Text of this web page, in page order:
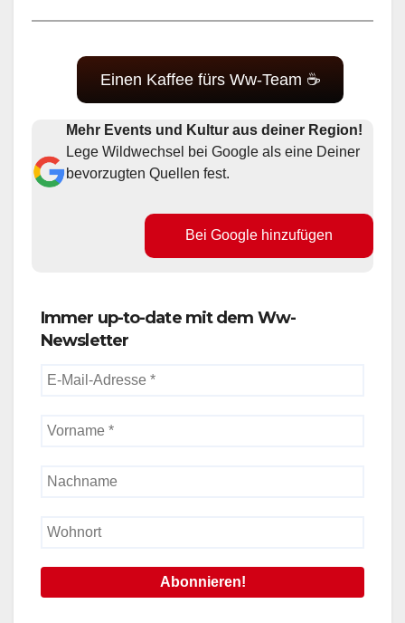
Einen Kaffee fürs Ww-Team ☕
Mehr Events und Kultur aus deiner Region!
Lege Wildwechsel bei Google als eine Deiner
bevorzugten Quellen fest.
Bei Google hinzufügen
Immer up-to-date mit dem Ww-
Newsletter